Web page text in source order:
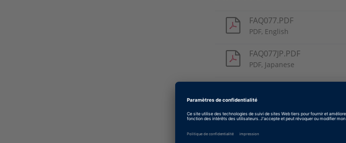
FAQ077.PDF
PDF, English
FAQ077JP.PDF
PDF, Japanese
Tags
Date
Type de logiciel